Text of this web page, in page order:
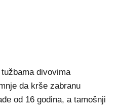
divovima
da krše zabranu
od 16 godina, a tamošnji